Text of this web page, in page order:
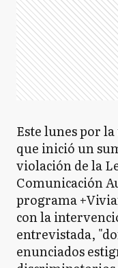
Este lunes por
que inició un
violación de la
Comunicación
programa
con la
entrevistada,
enunciados